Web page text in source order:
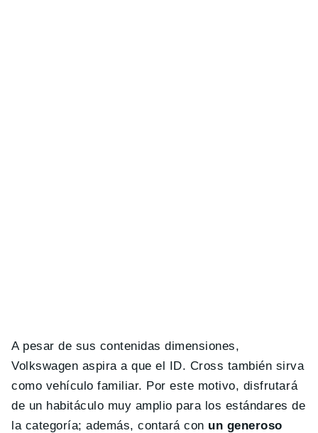
A pesar de sus contenidas dimensiones,
Volkswagen aspira a que el ID. Cross también sirva
como vehículo familiar. Por este motivo, disfrutará
de un habitáculo muy amplio para los estándares de
la categoría; además, contará con un generoso